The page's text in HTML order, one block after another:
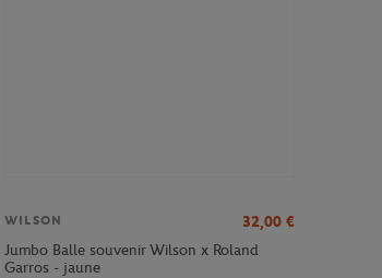
WILSON 32,00 €
Jumbo Balle souvenir Wilson x Roland
Garros - jaune